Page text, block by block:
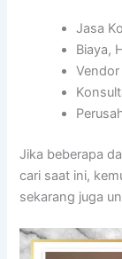
Jasa
Biaya,
Jika beberapa
cari saat ini,
sekarang juga